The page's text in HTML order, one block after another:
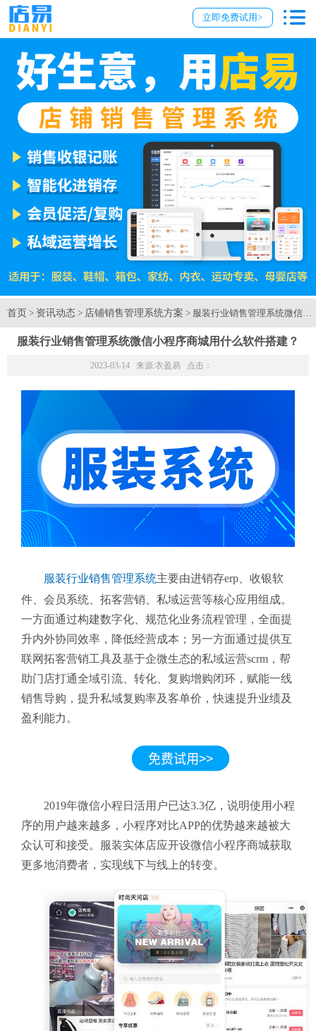
立即免费试用>
首页 > 资讯动态 > 店铺销售管理系统方案 > 服装行业销售管理系统微信
服装行业销售管理系统微信小程序商城用什么软件搭建？
2023-03-14 来源:衣盈易 点击：
服装行业销售管理系统主要由进销存erp、收银软
件、会员系统、拓客营销、私域运营等核心应用组成。
一方面通过构建数字化、规范化业务流程管理，全面提
升内外协同效率，降低经营成本；另一方面通过提供互
联网拓客营销工具及基于企微生态的私域运营scrm，帮
助门店打通全域引流、转化、复购增购闭环，赋能一线
销售导购，提升私域复购率及客单价，快速提升业绩及
盈利能力。
2019年微信小程日活用户已达3.3亿，说明使用小程
序的用户越来越多，小程序对比APP的优势越来越被大
众认可和接受。服装实体店应开设微信小程序商城获取
更多地消费者，实现线下与线上的转变。